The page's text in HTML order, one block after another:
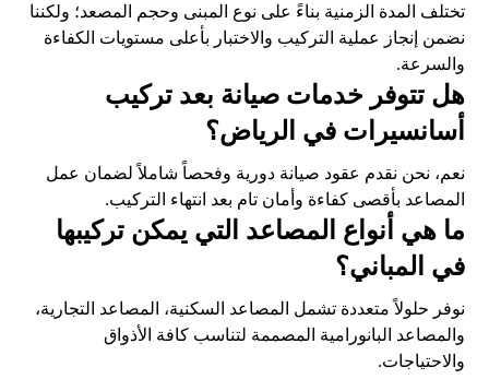
تختلف المدة الزمنية بناءً على نوع المبنى وحجم المصعد؛ ولكننا
نضمن إنجاز عملية التركيب والاختبار بأعلى مستويات الكفاءة
والسرعة.
هل تتوفر خدمات صيانة بعد تركيب
أسانسيرات في الرياض؟
نعم، نحن نقدم عقود صيانة دورية وفحصاً شاملاً لضمان عمل
المصاعد بأقصى كفاءة وأمان تام بعد انتهاء التركيب.
ما هي أنواع المصاعد التي يمكن تركيبها
في المباني؟
نوفر حلولاً متعددة تشمل المصاعد السكنية، المصاعد التجارية،
والمصاعد البانورامية المصممة لتناسب كافة الأذواق
والاحتياجات.